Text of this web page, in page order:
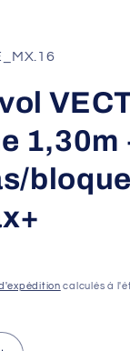
1,30m
calculés à